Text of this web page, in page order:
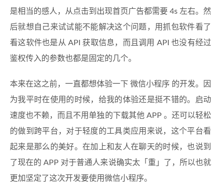
是相当的感人，从点击到出现首页广告都需要 4s 左右。然
后就想自己来试试能不能解决这个问题，用抓包软件看了
看这软件也是从 API 获取信息，而且调用 API 也没有经过
鉴权传入的参数也都是固定的几个。
本来在这之前，一直都想体验一下 微信小程序 的开发。因
为我平时在使用的时候，给我的体验还是挺不错的。启动
速度也不赖，而且不用单独的下载其他 APP 。还可以轻松
的做到跨平台，对于轻度的工具类应用来说，这个平台看
起来是那么的美好。在加上和友人在聊天的时候，也说到
了现在的 APP 对于普通人来说确实太「重」了，所以也就
更加坚定了这次开发要使用微信小程序。